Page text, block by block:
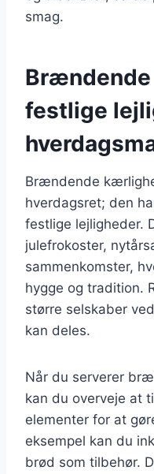
smag.
festlige
Brændende
hverdagsret; den
festlige lejligheder.
julefrokoster,
sammenkomster,
hygge og tradition.
større selskaber
kan deles.
Når du serverer
kan du overveje at
elementer for at
eksempel kan du
brød som tilbehør.